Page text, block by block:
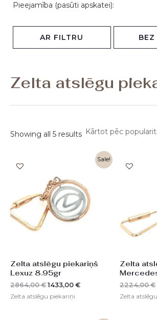
Pieejamība (pasūti apskatei):
AR FILTRU
Zelta atslēgu
Showing all 5 results
Sale!
Zelta atslēgu piekariņš
Lexuz 8.95gr
2864,00€
2864,00 €.
1433,00 €
Current
price
1433,00 €.
Zelta atslēgu piekariņi
Zelta
2224,00€
Zelta